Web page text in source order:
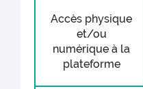
Accès physique
et/ou
numérique à la
plateforme